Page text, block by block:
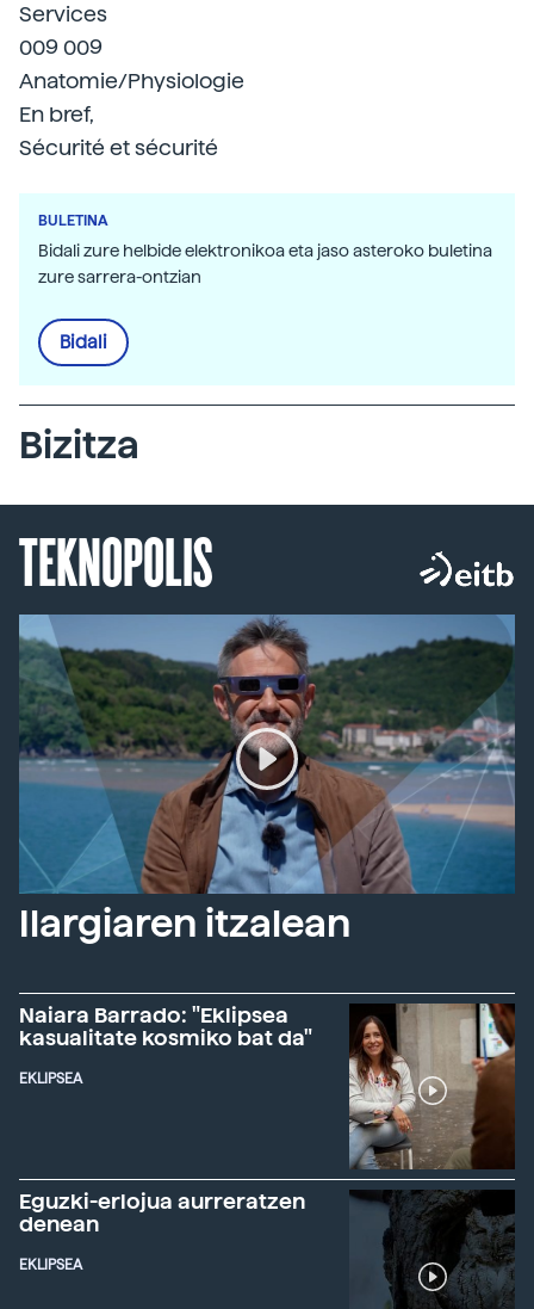
Services
009 009
Anatomie/Physiologie
En bref,
Sécurité et sécurité
BULETINA
Bidali zure helbide elektronikoa eta jaso asteroko buletina
zure sarrera-ontzian
Bidali
Bizitza
TEKNOPOLIS
Ilargiaren itzalean
Naiara Barrado: "Eklipsea
kasualitate kosmiko bat da"
EKLIPSEA
Eguzki-erlojua aurreratzen
denean
EKLIPSEA